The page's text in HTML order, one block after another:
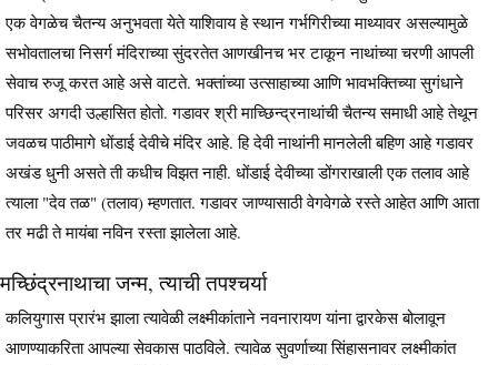
एक वेगळेच चैतन्य अनुभवता येते याशिवाय हे स्थान गर्भगिरीच्या माथ्यावर असल्यामुळे
सभोवतालचा निसर्ग मंदिराच्या सुंदरतेत आणखीनच भर टाकून नाथांच्या चरणी आपली
सेवाच रुजू करत आहे असे वाटते. भक्तांच्या उत्साहाच्या आणि भावभक्तिच्या सुगंधाने
परिसर अगदी उल्हासित होतो. गडावर श्री माच्छिन्द्रनाथांची चैतन्य समाधी आहे तेथून
जवळच पाठीमागे धोंडाई देवीचे मंदिर आहे. हि देवी नाथांनी मानलेली बहिण आहे गडावर
अखंड धुनी असते ती कधीच विझत नाही. धोंडाई देवीच्या डोंगराखाली एक तलाव आहे
त्याला "देव तळ" (तलाव) म्हणतात. गडावर जाण्यासाठी वेगवेगळे रस्ते आहेत आणि आता
तर मढी ते मायंबा नविन रस्ता झालेला आहे.
मच्छिंद्रनाथाचा जन्म, त्याची तपश्चर्या
कलियुगास प्रारंभ झाला त्यावेळी लक्ष्मीकांताने नवनारायण यांना द्वारकेस बोलावून
आणण्याकरिता आपल्या सेवकास पाठविले. त्यावेळ सुवर्णाच्या सिंहासनावर लक्ष्मीकांत